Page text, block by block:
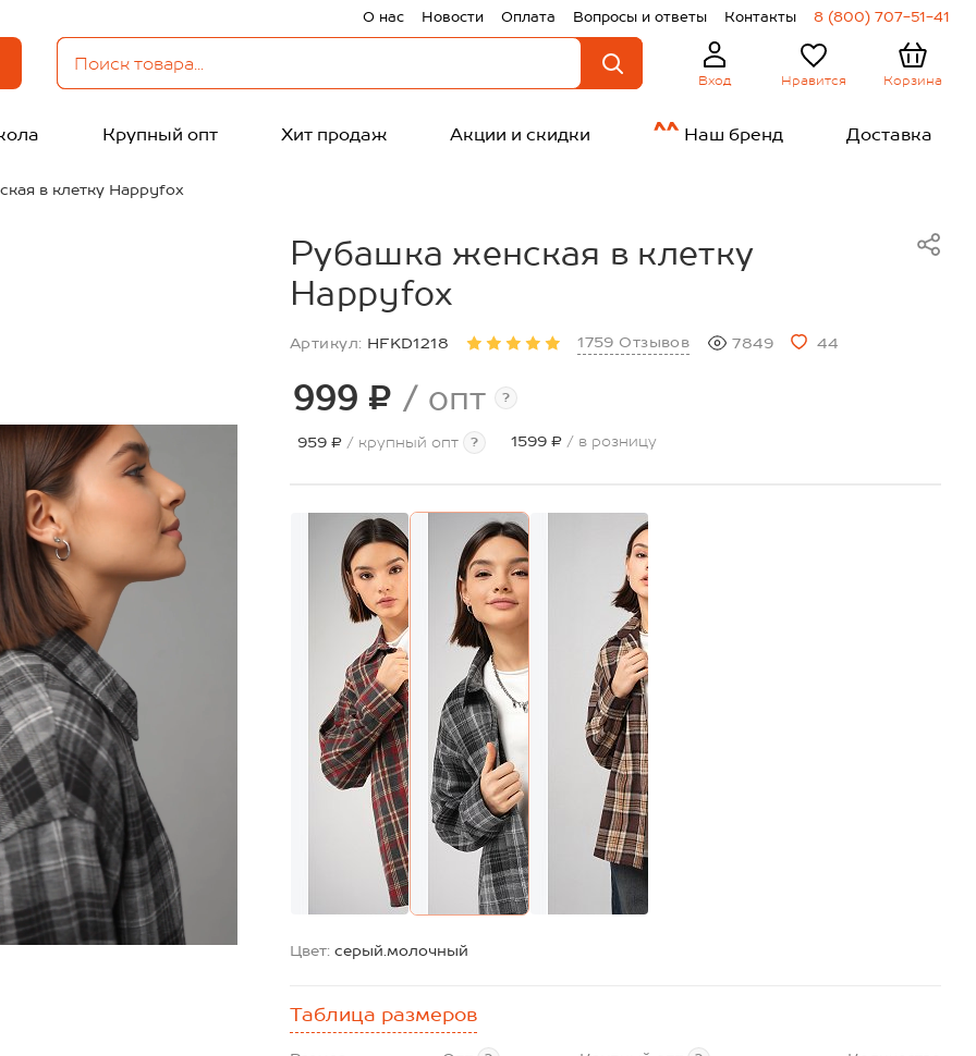
О нас Новости Оплата Вопросы и ответы Контакты 8 (800) 707-51-41
Вход Нравится Корзина
Крупный опт Хит продаж Акции и скидки Наш бренд Доставка
в клетку Happyfox
Рубашка женская в клетку
Happyfox
Артикул: HFKD1218 1759 Отзывов 7849 44
999 ₽ / опт ?
959 ₽ / крупный опт ? 1599 ₽ / в розницу
Цвет: серый.молочный
Таблица размеров